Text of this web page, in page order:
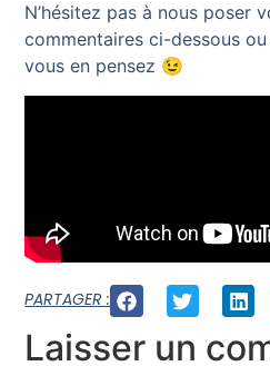
N’hésitez pas à nous poser
commentaires ci-dessous
vous en pensez 😉
PARTAGER :
Laisser un